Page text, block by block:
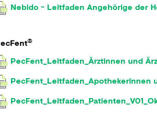
Nebido - Leitfaden Angehörige der
®
PecFent_Leitfaden_Ärztinnen und
PecFent_Leitfaden_Apothekerinnen